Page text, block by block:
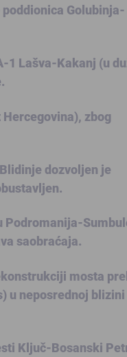
Golubinja-
1 Lašva-Kakanj (u
zbog
dozvoljen je
Podromanija-
saobraćaja.
mosta
u neposrednoj blizini
Ključ-Bosanski